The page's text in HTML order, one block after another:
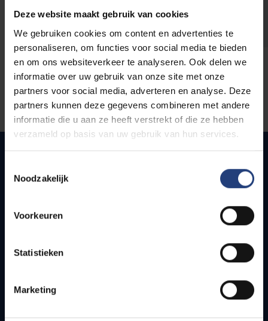
Deze website maakt gebruik van cookies
We gebruiken cookies om content en advertenties te
personaliseren, om functies voor social media te bieden
en om ons websiteverkeer te analyseren. Ook delen we
informatie over uw gebruik van onze site met onze
partners voor social media, adverteren en analyse. Deze
partners kunnen deze gegevens combineren met andere
informatie die u aan ze heeft verstrekt of die ze hebben
verzameld op basis van uw gebruik van hun services.
Noodzakelijk
Voorkeuren
Statistieken
Marketing
Snel naar
Bereikbaarheid